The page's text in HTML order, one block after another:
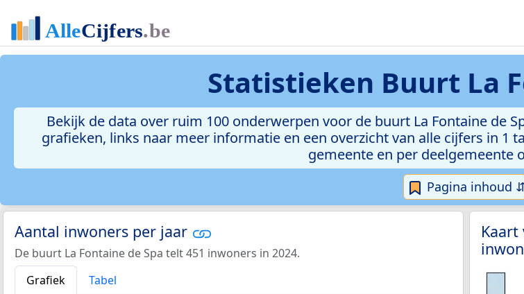
Statistieken Buurt La
Bekijk de data over ruim 100 onderwerpen voor de buurt La Fontaine de
grafieken, links naar meer informatie en een overzicht van alle cijfers in 1
gemeente en per deelgemeente
Pagina inhoud
Aantal inwoners per jaar
De buurt La Fontaine de Spa telt 451 inwoners in 2024.
Grafiek
Tabel